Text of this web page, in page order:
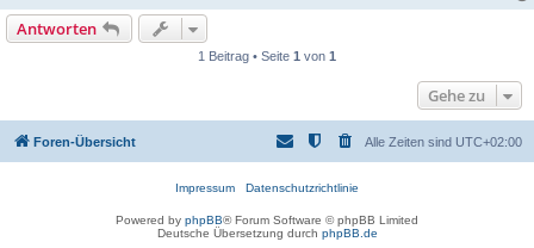
Antworten
1 Beitrag • Seite 1 von 1
Gehe zu
Foren-Übersicht Alle Zeiten sind UTC+02:00
Impressum Datenschutzrichtlinie
Powered by phpBB® Forum Software © phpBB Limited
Deutsche Übersetzung durch phpBB.de